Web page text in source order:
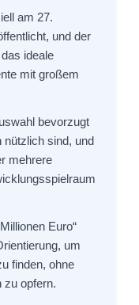
am 27.
und der
ideale
mit großem
bevorzugt
nützlich sind, und
mehrere
Euro“
um
finden, ohne
zu opfern.